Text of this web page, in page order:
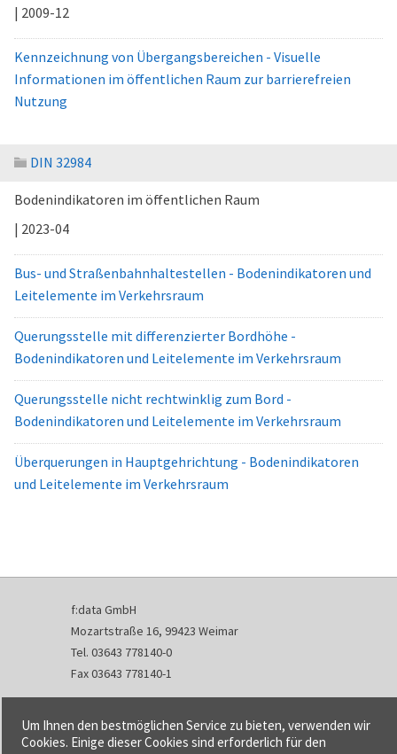
| 2009-12
Kennzeichnung von Übergangsbereichen - Visuelle
Informationen im öffentlichen Raum zur barrierefreien
Nutzung
DIN 32984
Bodenindikatoren im öffentlichen Raum
| 2023-04
Bus- und Straßenbahnhaltestellen - Bodenindikatoren und
Leitelemente im Verkehrsraum
Querungsstelle mit differenzierter Bordhöhe -
Bodenindikatoren und Leitelemente im Verkehrsraum
Querungsstelle nicht rechtwinklig zum Bord -
Bodenindikatoren und Leitelemente im Verkehrsraum
Überquerungen in Hauptgehrichtung - Bodenindikatoren
und Leitelemente im Verkehrsraum
f:data GmbH
Mozartstraße 16, 99423 Weimar
Tel. 03643 778140-0
Fax 03643 778140-1
info@fdata.de
Kontakt
Um Ihnen den bestmöglichen Service zu bieten, verwenden wir
Cookies. Einige dieser Cookies sind erforderlich für den